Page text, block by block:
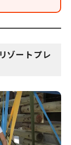
ゾートプレ